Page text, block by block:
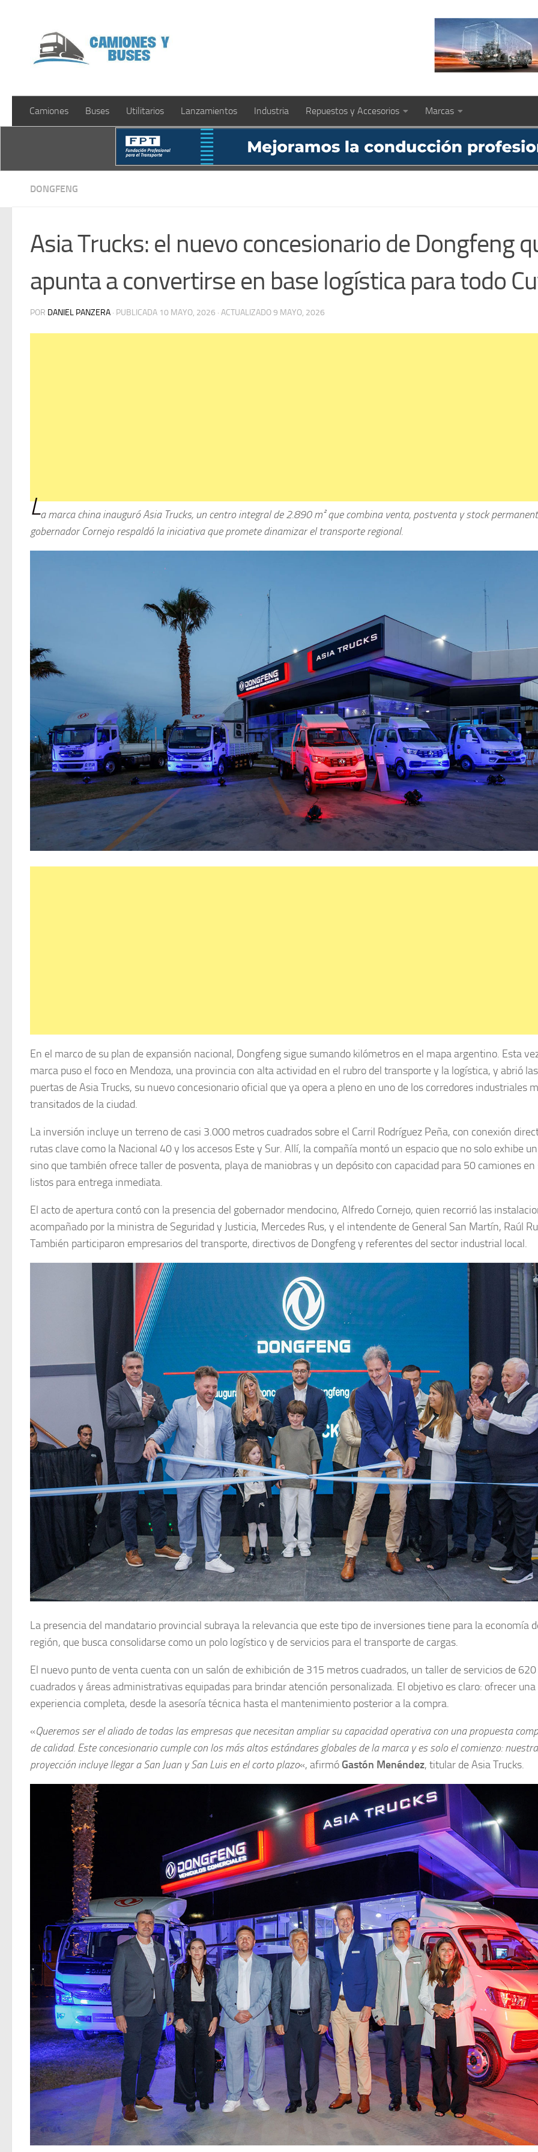
Camiones Buses Utilitarios Lanzamientos Industria Repuestos y Accesorios Marcas
DONGFENG
Asia Trucks: el nuevo concesionario de Dongfeng
apunta a convertirse en base logística para todo
POR DANIEL PANZERA · PUBLICADA 10 MAYO, 2026 · ACTUALIZADO9 MAYO, 2026
La marca china inauguró Asia Trucks, un centro integral de 2.890 m² que combina venta, postventa y stock
gobernador Cornejo respaldó la iniciativa que promete dinamizar el transporte regional.
En el marco de su plan de expansión nacional, Dongfeng sigue sumando kilómetros en el mapa argentino. Esta
marca puso el foco en Mendoza, una provincia con alta actividad en el rubro del transporte y la logística, y abrió las
puertas de Asia Trucks, su nuevo concesionario oficial que ya opera a pleno en uno de los corredores industriales
transitados de la ciudad.
La inversión incluye un terreno de casi 3.000 metros cuadrados sobre el Carril Rodríguez Peña, con conexión
rutas clave como la Nacional 40 y los accesos Este y Sur. Allí, la compañía montó un espacio que no solo exhibe
sino que también ofrece taller de posventa, playa de maniobras y un depósito con capacidad para 50 camiones en
listos para entrega inmediata.
El acto de apertura contó con la presencia del gobernador mendocino, Alfredo Cornejo, quien recorrió las
acompañado por la ministra de Seguridad y Justicia, Mercedes Rus, y el intendente de General San Martín, Raúl
También participaron empresarios del transporte, directivos de Dongfeng y referentes del sector industrial local.
La presencia del mandatario provincial subraya la relevancia que este tipo de inversiones tiene para la economía
región, que busca consolidarse como un polo logístico y de servicios para el transporte de cargas.
El nuevo punto de venta cuenta con un salón de exhibición de 315 metros cuadrados, un taller de servicios de
cuadrados y áreas administrativas equipadas para brindar atención personalizada. El objetivo es claro: ofrecer una
experiencia completa, desde la asesoría técnica hasta el mantenimiento posterior a la compra.
«Queremos ser el aliado de todas las empresas que necesitan ampliar su capacidad operativa con una propuesta
de calidad. Este concesionario cumple con los más altos estándares globales de la marca y es solo el comienzo: nuestra
proyección incluye llegar a San Juan y San Luis en el corto plazo«, afirmó Gastón Menéndez, titular de Asia Trucks.